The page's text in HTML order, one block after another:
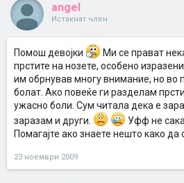
angel
Истакнат член
Помош девојки
Ми се прават
прстите на нозете, особено
им обрнував многу внимание, но во
болат. Ако повеќе ги разделам
ужасно боли. Сум читала дека е
заразам и други.
Уфф не
Помагајте ако знаете нешто како
23 ноември 2009